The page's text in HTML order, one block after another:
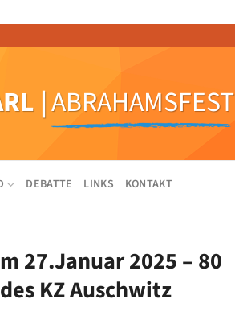
|ABRAHAMSFEST
DEBATTE LINKS KONTAKT
27.Januar 2025 – 80
KZ Auschwitz